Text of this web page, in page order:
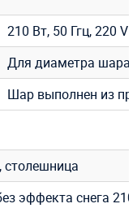
210 Вт, 50 Ггц, 220 V
Для диаметра шара
Шар выполнен из
столешница
эффекта снега